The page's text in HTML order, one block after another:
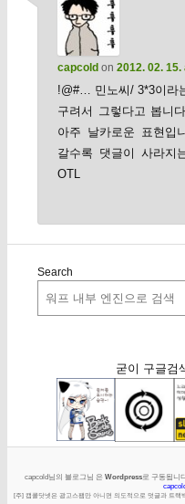
capcold on 2012. 02. 15.
!@#… 민노씨/ 3*3이라
구려서 그렇다고 봅니
아주 날카로운 표현입
갈수록 댓글이 사라지
OTL
Search
굳이 구글검
capcold님의 블로그님 은 Wordpress로 구동됩니
[주] 캡콜닷넷은 광고스팸만 아니면 의도적으로 덧글과 트